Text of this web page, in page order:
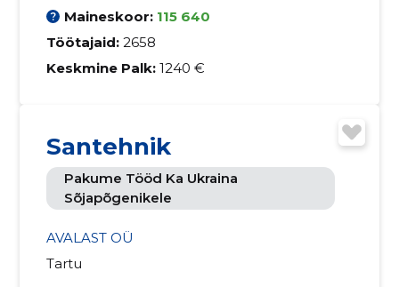
Maineskoor: 115 640
Töötajaid: 2658
Keskmine Palk: 1240 €
Santehnik
Pakume Tööd Ka Ukraina
Sõjapõgenikele
AVALAST OÜ
Tartu